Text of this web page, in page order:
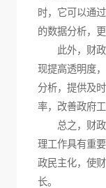
时，它可以通
的数据分析，
此外，财政
现提高透明度
分析，提供及
率，改善政府
总之，财政
理工作具有重
政民主化，使
长。